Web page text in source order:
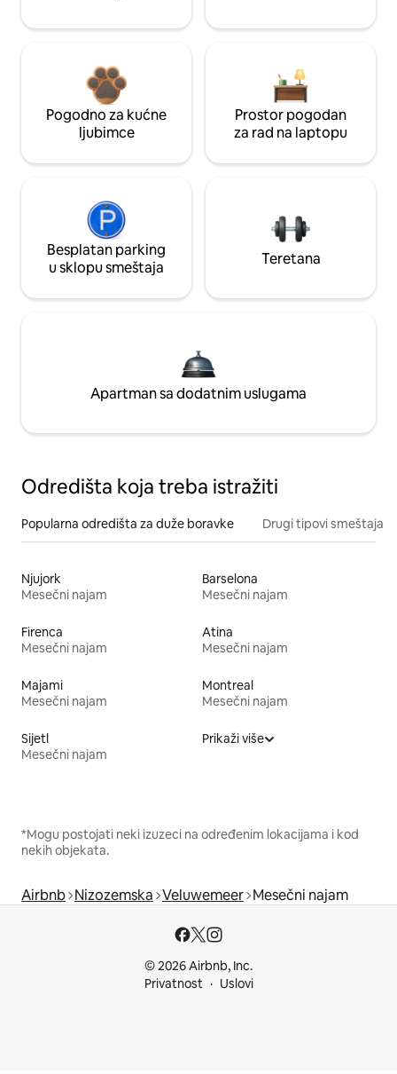
Pogodno za kućne
ljubimce
Prostor pogodan
za rad na laptopu
Besplatan parking
u sklopu smeštaja
Teretana
Apartman sa dodatnim uslugama
Odredišta koja treba istražiti
Popularna odredišta za duže boravke Drugi tipovi smeštaja
Njujork
Mesečni najam
Barselona
Mesečni najam
Firenca
Mesečni najam
Atina
Mesečni najam
Majami
Mesečni najam
Montreal
Mesečni najam
Sijetl
Mesečni najam
Prikaži više
*Mogu postojati neki izuzeci na određenim lokacijama i kod
nekih objekata.
Airbnb Nizozemska Veluwemeer Mesečni najam
© 2026 Airbnb, Inc.
Privatnost
Uslovi